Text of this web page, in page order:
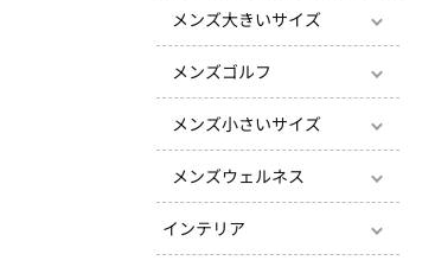
メンズ大きいサイズ
メンズゴルフ
メンズ小さいサイズ
メンズウェルネス
インテリア